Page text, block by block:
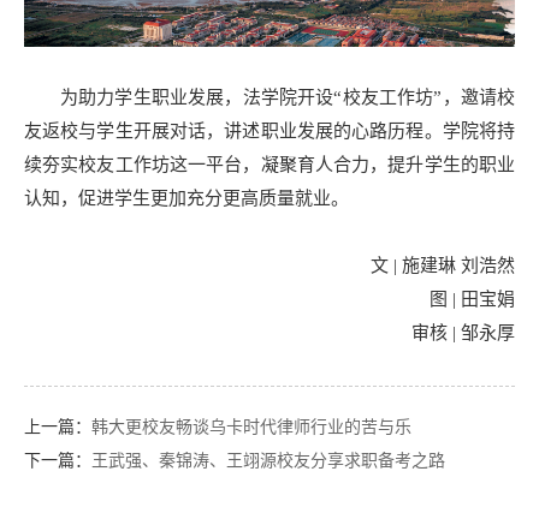
为助力学生职业发展，法学院开设“校友工作坊”，邀请校
友返校与学生开展对话，讲述职业发展的心路历程。学院将持
续夯实校友工作坊这一平台，凝聚育人合力，提升学生的职业
认知，促进学生更加充分更高质量就业。
文 | 施建琳 刘浩然
图 | 田宝娟
审核 | 邹永厚
上一篇： 韩大更校友畅谈乌卡时代律师行业的苦与乐
下一篇：
王武强、秦锦涛、王翊源校友分享求职备考之路